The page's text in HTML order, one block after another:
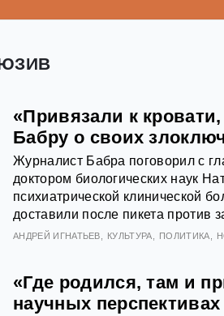
«Привязали к
Бабру о своих
Журналист Бабра поговорил с
доктором биологических наук
психиатрической клинической
доставили после пикета против
АНДРЕЙ ИГНАТЬЕВ КУЛЬТУРА ПОЛИТИКА
«Где родился, там и
научных